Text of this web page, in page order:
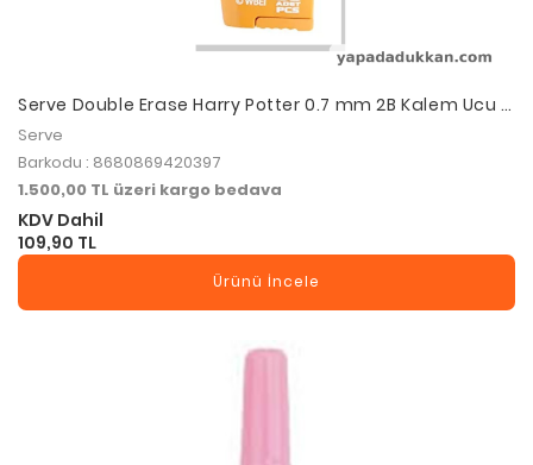
Serve Double Erase Harry Potter 0.7 mm 2B Kalem Ucu +
Silgi Seti – Hufflepuff
Serve
Barkodu : 8680869420397
1.500,00 TL üzeri kargo bedava
KDV Dahil
109,90 TL
Ürünü İncele